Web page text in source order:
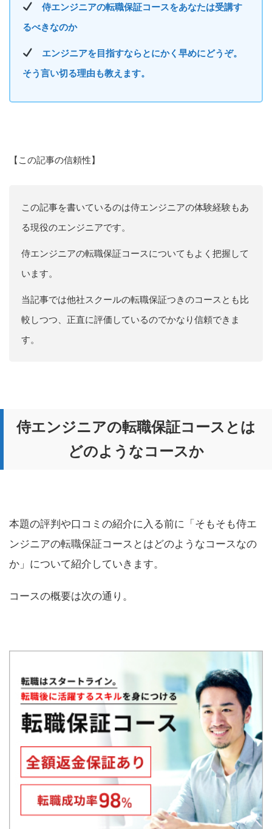
侍エンジニアの転職保証コースをあなたは受講す
るべきなのか
エンジニアを目指すならとにかく早めにどうぞ。
そう言い切る理由も教えます。
【この記事の信頼性】
この記事を書いているのは侍エンジニアの体験経験もあ
る現役のエンジニアです。
侍エンジニアの転職保証コースについてもよく把握して
います。
当記事では他社スクールの転職保証つきのコースとも比
較しつつ、正直に評価しているのでかなり信頼できま
す。
侍エンジニアの転職保証コースとは
どのようなコースか
本題の評判や口コミの紹介に入る前に「そもそも侍エ
ンジニアの転職保証コースとはどのようなコースなの
か」について紹介していきます。
コースの概要は次の通り。